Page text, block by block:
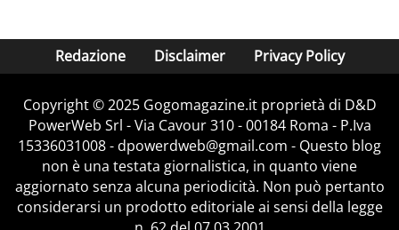
Redazione Disclaimer Privacy Policy
Copyright © 2025 Gogomagazine.it proprietà di D&D
PowerWeb Srl - Via Cavour 310 - 00184 Roma - P.Iva
15336031008 - dpowerdweb@gmail.com - Questo blog
non è una testata giornalistica, in quanto viene
aggiornato senza alcuna periodicità. Non può pertanto
considerarsi un prodotto editoriale ai sensi della legge